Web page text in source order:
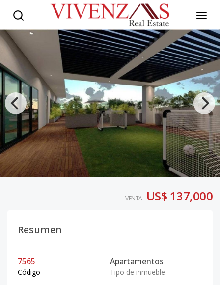
VENTA US$ 137,000
Resumen
7565
Código
Apartamentos
Tipo de inmueble